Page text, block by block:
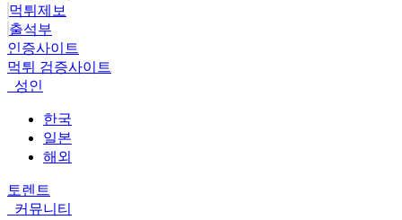
먹튀제보
출석부
인증사이트
먹튀 검증사이트
성인
한국
일본
해외
토렌트
커뮤니티